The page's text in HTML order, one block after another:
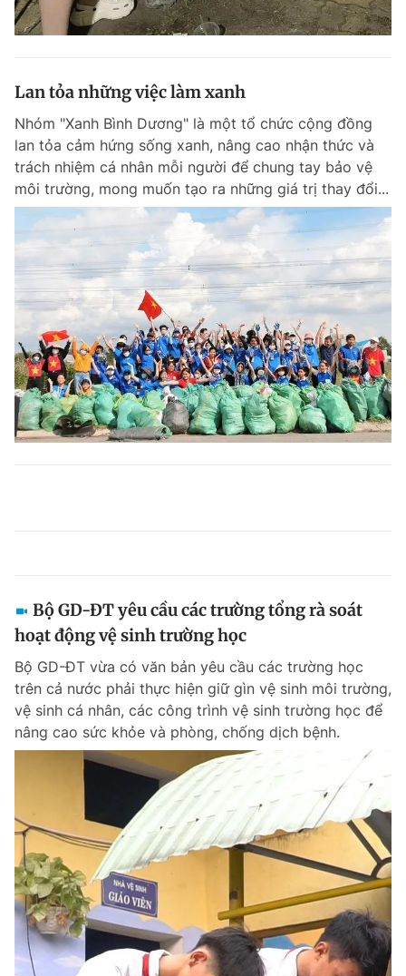
Lan tỏa những việc làm xanh
Nhóm "Xanh Bình Dương" là một tổ chức cộng đồng
lan tỏa cảm hứng sống xanh, nâng cao nhận thức và
trách nhiệm cá nhân mỗi người để chung tay bảo vệ
môi trường, mong muốn tạo ra những giá trị thay đổi...
Bộ GD-ĐT yêu cầu các trường tổng rà soát
hoạt động vệ sinh trường học
Bộ GD-ĐT vừa có văn bản yêu cầu các trường học
trên cả nước phải thực hiện giữ gìn vệ sinh môi trường,
vệ sinh cá nhân, các công trình vệ sinh trường học để
nâng cao sức khỏe và phòng, chống dịch bệnh.